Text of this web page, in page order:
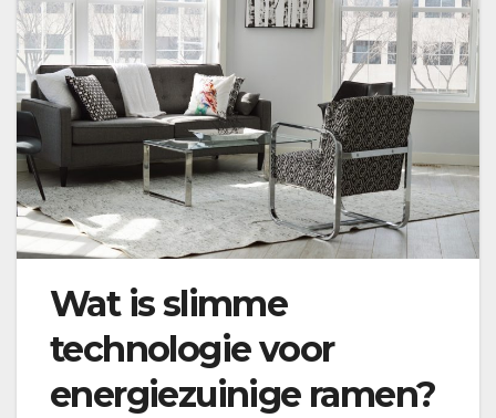
Wat is slimme
technologie voor
energiezuinige ramen?